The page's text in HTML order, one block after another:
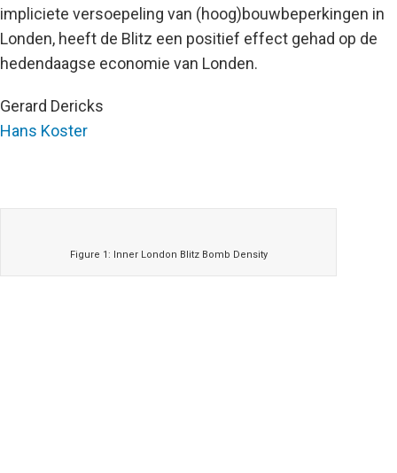
impliciete versoepeling van (hoog)bouwbeperkingen in
Londen, heeft de Blitz een positief effect gehad op de
hedendaagse economie van Londen.
Gerard Dericks
Hans Koster
Figure 1: Inner London Blitz Bomb Density